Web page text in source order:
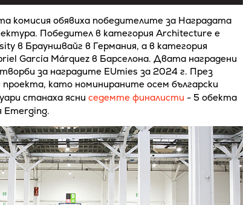
комисия обявиха победителите за Наградата
Победител в категория Architecture е
в Брауншвайг в Германия, а в категория
García Márquez в Барселона. Двата наградени
за наградите EUmies за 2024 г. През
като номинираните осем български
станаха ясни седемте финалисти - 5 обекта
Emerging.